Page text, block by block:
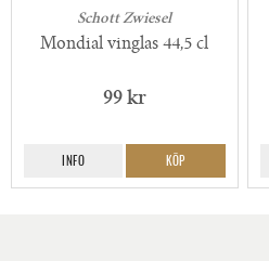
Schott Zwiesel
Mondial vinglas 44,5 cl
99 kr
INFO KÖP